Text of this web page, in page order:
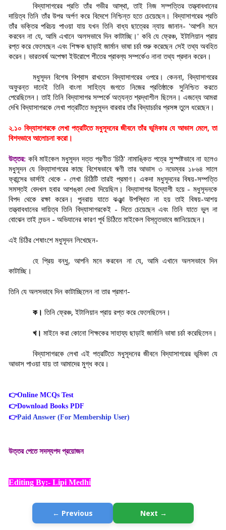
বিদ্যাসাগরের প্রতি তাঁর গভীর আস্থা, তাই নিজ সম্পত্তির তত্ত্বাবধানের
দায়িত্ব তিনি তাঁর উপর অর্পণ করে বিদেশে নিশ্চিন্ত হতে চেয়েছেন। বিদ্যাসাগরের প্রতি
তাঁর ভক্তির পরিচয় পাওয়া যায় যখন তিনি বাধ্য ছাত্রের ন্যায় জানান- 'আপনি মনে
করবেন না যে, আমি এখানে অলসভাবে দিন কাটাচ্ছি।' কবি যে ফ্রেঞ্চ, ইটালিয়ান প্রায়
রপ্ত করে ফেলেছেন এবং শিক্ষক ছাড়াই জার্মান ভাষা চর্চা শুরু করেছেন সেই তথ্য অবহিত
করেন। ভারতবর্ষ অপেক্ষা ইউরোপে শীতের প্রাবল্য সম্পর্কেও নানা তথ্য প্রদান করেন।
মধুসূদন বিশেষ বিশ্বাস রাখতেন বিদ্যাসাগরের ওপরে। কেননা, বিদ্যাসাগরের
অফুরন্ত দানেই তিনি বাংলা সাহিত্য জগতে নিজের প্রতিষ্ঠাকে সুনিশ্চিত করতে
পেরেছিলেন। তাই তিনি বিদ্যাসাগর সম্পর্কে অত্যন্ত শ্রদ্ধাশীল ছিলেন। এজন্যে আমরা
দেখি বিদ্যাসাগরকে লেখা পত্রটিতে মধুসূদন বারবার তাঁর বিদ্যাচর্চার প্রসঙ্গ তুলে ধরেছেন।
২.১০ বিদ্যাসাগরকে লেখা পত্রটিতে মধুসূদনের জীবনে তাঁর ভূমিকার যে আভাস মেলে, তা
বিশদভাবে আলোচনা করো।
উত্তর: কবি মাইকেল মধুসূদন দত্ত প্রণীত 'চিঠি' নামাঙ্কিত পত্রে সুস্পষ্টভাবে না হলেও
মধুসূদন যে বিদ্যাসাগরের কাছে বিশেষভাবে ঋণী তার আভাস ৩ নভেম্বর ১৮৬৪ সালে
ফ্রান্সের ভার্সাই থেকে - লেখা চিঠিটি তারই প্রমাণ। একদা মধুসূদনের বিষয়-সম্পত্তি
সমস্তই বেদখল হবার আশঙ্কা দেখা দিয়েছিল। বিদ্যাসাগর উদ্যোগী হয়ে - মধুসূদনকে
বিপদ থেকে রক্ষা করেন। পুনরায় যাতে ঝঞ্ঝা উপস্থিত না হয় তাই বিষয়-আশয়
তত্ত্বাবধানের দায়িত্ব তিনি বিদ্যাসাগরকেই - দিতে চেয়েছেন এবং তিনি যাতে ভুল না
বোঝেন তাই লন্ডন - অভিযানের কারণ পূর্ব চিঠিতে মাইকেল বিস্তৃতভাবে জানিয়েছেন।
এই চিঠির শেষাংশে মধুসূদন লিখেছেন-
হে প্রিয় বন্ধু, আপনি মনে করবেন না যে, আমি এখানে অলসভাবে দিন
কাটাচ্ছি।
তিনি যে অলসভাবে দিন কাটাচ্ছিলেন না তার প্রমাণ-
ক। তিনি ফ্রেঞ্চ, ইটালিয়ান প্রায় রপ্ত করে ফেলেছিলেন।
খ। মাইনে করা কোনো শিক্ষকের সাহায্য ছাড়াই জার্মানি ভাষা চর্চা করেছিলেন।
বিদ্যাসাগরকে লেখা এই পত্রটিতে মধুসূদনের জীবনে বিদ্যাসাগরের ভূমিকা যে
আভাস পাওয়া যায় তা আমাদের মুগ্ধ করে।
👉Online MCQs Test
👉Download Books PDF
👉Paid Answer (For Membership User)
উত্তর পেতে সদস্যপদ প্রয়োজন
Editing By:- Lipi Medhi
← Previous Next →